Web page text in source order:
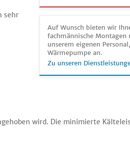
Auf Wunsch bieten wir
fachmännische
unserem eigenen
Wärmepumpe an.
Zu unseren
sehr
wird. Die minimierte